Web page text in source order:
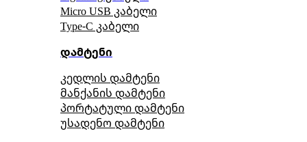
Micro USB კაბელი
Type-C კაბელი
დამტენი
კედლის დამტენი
მანქანის დამტენი
პორტატული დამტენი
უსადენო დამტენი